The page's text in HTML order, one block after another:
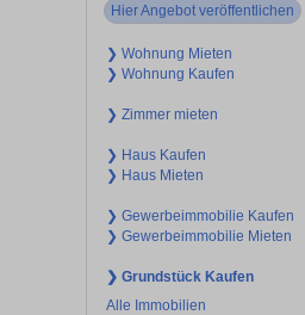
Hier Angebot veröffentlichen
❯ Wohnung Mieten
❯ Wohnung Kaufen
❯ Zimmer mieten
❯ Haus Kaufen
❯ Haus Mieten
❯ Gewerbeimmobilie Kaufen
❯ Gewerbeimmobilie Mieten
❯ Grundstück Kaufen
Alle Immobilien